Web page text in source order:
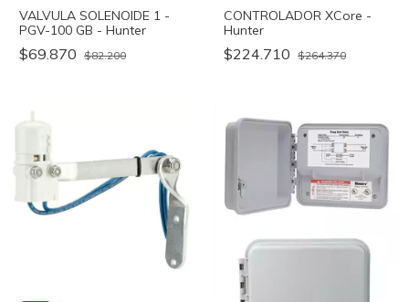
VALVULA SOLENOIDE 1 -
PGV-100 GB - Hunter
$69.870 $82.200
CONTROLADOR XCore -
Hunter
$224.710 $264.370